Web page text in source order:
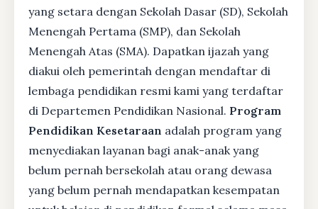
yang setara dengan Sekolah Dasar (SD), Sekolah
Menengah Pertama (SMP), dan Sekolah
Menengah Atas (SMA). Dapatkan ijazah yang
diakui oleh pemerintah dengan mendaftar di
lembaga pendidikan resmi kami yang terdaftar
di Departemen Pendidikan Nasional. Program
Pendidikan Kesetaraan adalah program yang
menyediakan layanan bagi anak-anak yang
belum pernah bersekolah atau orang dewasa
yang belum pernah mendapatkan kesempatan